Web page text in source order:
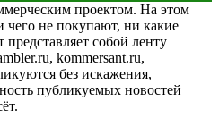
проектом. На этом
чего не покупают, ни какие
собой ленту
kommersant.ru,
без искажения,
публикуемых новостей